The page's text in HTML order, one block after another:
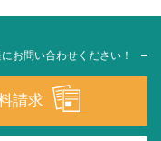
お問い合わせください！
請求